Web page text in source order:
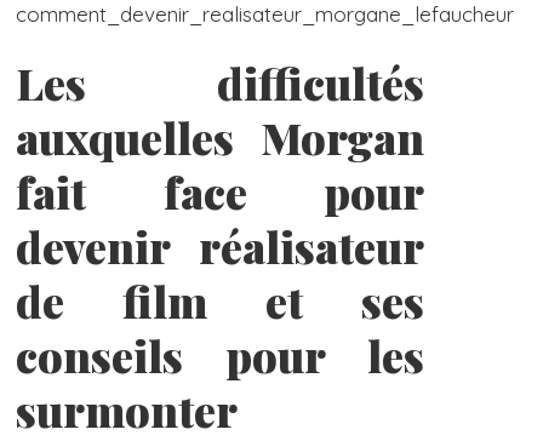
comment_devenir_realisateur_morgane_lefaucheur
Les difficultés
auxquelles Morgan
fait face pour
devenir réalisateur
de film et ses
conseils pour les
surmonter